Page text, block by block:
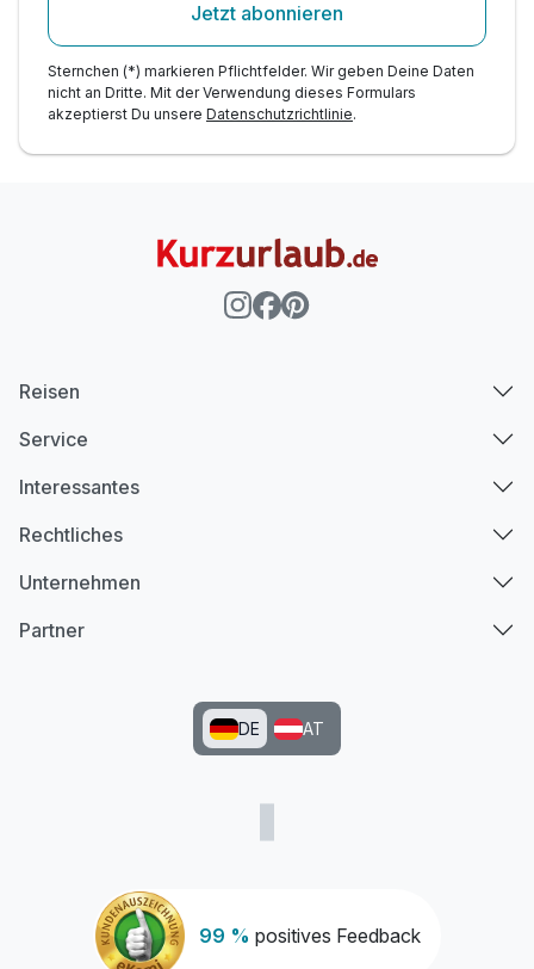
Jetzt abonnieren
Sternchen (*) markieren Pflichtfelder. Wir geben Deine Daten
nicht an Dritte. Mit der Verwendung dieses Formulars
akzeptierst Du unsere Datenschutzrichtlinie.
99 % positives Feedback
Reisen
Service
Interessantes
Rechtliches
Unternehmen
Partner
DE AT